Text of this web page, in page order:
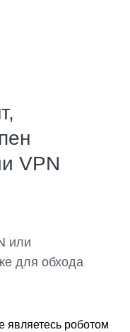
VPN
или
для обхода
являетесь роботом